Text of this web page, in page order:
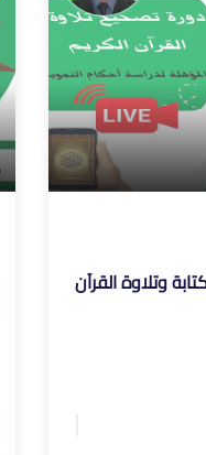
وتلاوة القرآن